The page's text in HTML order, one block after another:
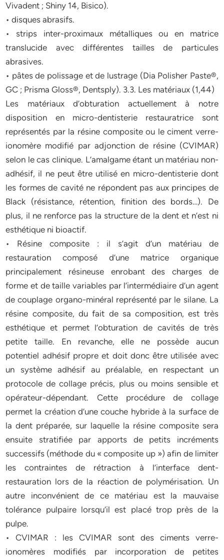
Vivadent ; Shiny 14, Bisico).
• disques abrasifs.
• strips inter-proximaux métalliques ou en matrice
translucide avec différentes tailles de particules
abrasives.
• pâtes de polissage et de lustrage (Dia Polisher Paste®,
GC ; Prisma Gloss®, Dentsply). 3.3. Les matériaux (1,44)
Les matériaux d’obturation actuellement à notre
disposition en micro-dentisterie restauratrice sont
représentés par la résine composite ou le ciment verre-
ionomère modifié par adjonction de résine (CVIMAR)
selon le cas clinique. L’amalgame étant un matériau non-
adhésif, il ne peut être utilisé en micro-dentisterie dont
les formes de cavité ne répondent pas aux principes de
Black (résistance, rétention, finition des bords…). De
plus, il ne renforce pas la structure de la dent et n’est ni
esthétique ni bioactif.
• Résine composite : il s’agit d’un matériau de
restauration composé d’une matrice organique
principalement résineuse enrobant des charges de
forme et de taille variables par l’intermédiaire d’un agent
de couplage organo-minéral représenté par le silane. La
résine composite, du fait de sa composition, est très
esthétique et permet l’obturation de cavités de très
petite taille. En revanche, elle ne possède aucun
potentiel adhésif propre et doit donc être utilisée avec
un système adhésif au préalable, en respectant un
protocole de collage précis, plus ou moins sensible et
opérateur-dépendant. Cette procédure de collage
permet la création d’une couche hybride à la surface de
la dent préparée, sur laquelle la résine composite sera
ensuite stratifiée par apports de petits incréments
successifs (méthode du « composite up ») afin de limiter
les contraintes de rétraction à l’interface dent-
restauration lors de la réaction de polymérisation. Un
autre inconvénient de ce matériau est la mauvaise
tolérance pulpaire lorsqu’il est placé trop près de la
pulpe.
• CVIMAR : les CVIMAR sont des ciments verre-
ionomères modifiés par incorporation de petites